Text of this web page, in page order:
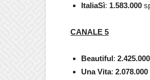
ItaliaSì: 1.583.000
CANALE 5
Beautiful: 2.425.000
Una Vita: 2.078.000